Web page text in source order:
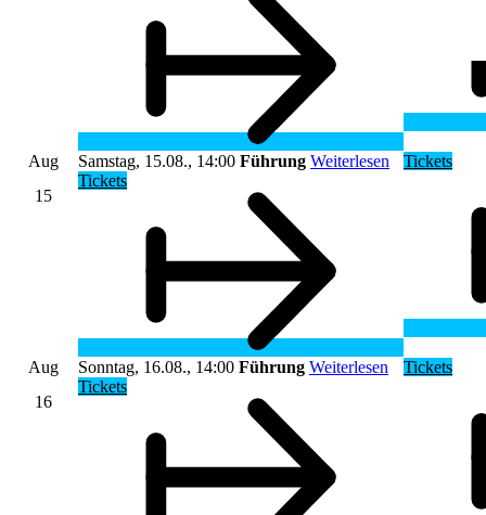
Aug
15
Samstag, 15.08., 14:00 Führung Weiterlesen
Tickets
Tickets
Aug
16
Sonntag, 16.08., 14:00 Führung Weiterlesen
Tickets
Tickets